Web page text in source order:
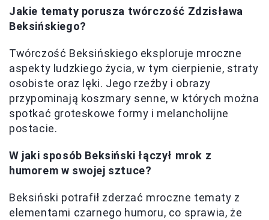
Jakie tematy porusza twórczość Zdzisława
Beksińskiego?
Twórczość Beksińskiego eksploruje mroczne
aspekty ludzkiego życia, w tym cierpienie, straty
osobiste oraz lęki. Jego rzeźby i obrazy
przypominają koszmary senne, w których można
spotkać groteskowe formy i melancholijne
postacie.
W jaki sposób Beksiński łączył mrok z
humorem w swojej sztuce?
Beksiński potrafił zderzać mroczne tematy z
elementami czarnego humoru, co sprawia, że